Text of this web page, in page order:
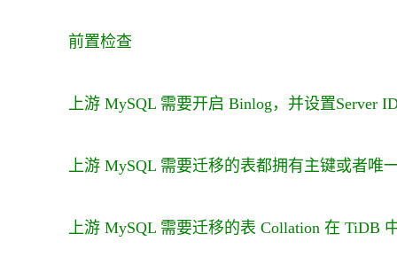
前置检查
上游 MySQL 需要开启 Binlog，并设置Server ID
上游 MySQL 需要迁移的表都拥有主键或者唯一
上游 MySQL 需要迁移的表 Collation 在 TiDB